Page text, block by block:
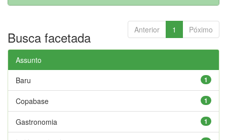
Anterior 1 Póximo
Busca facetada
Assunto
1
Baru
1
Copabase
1
Gastronomia